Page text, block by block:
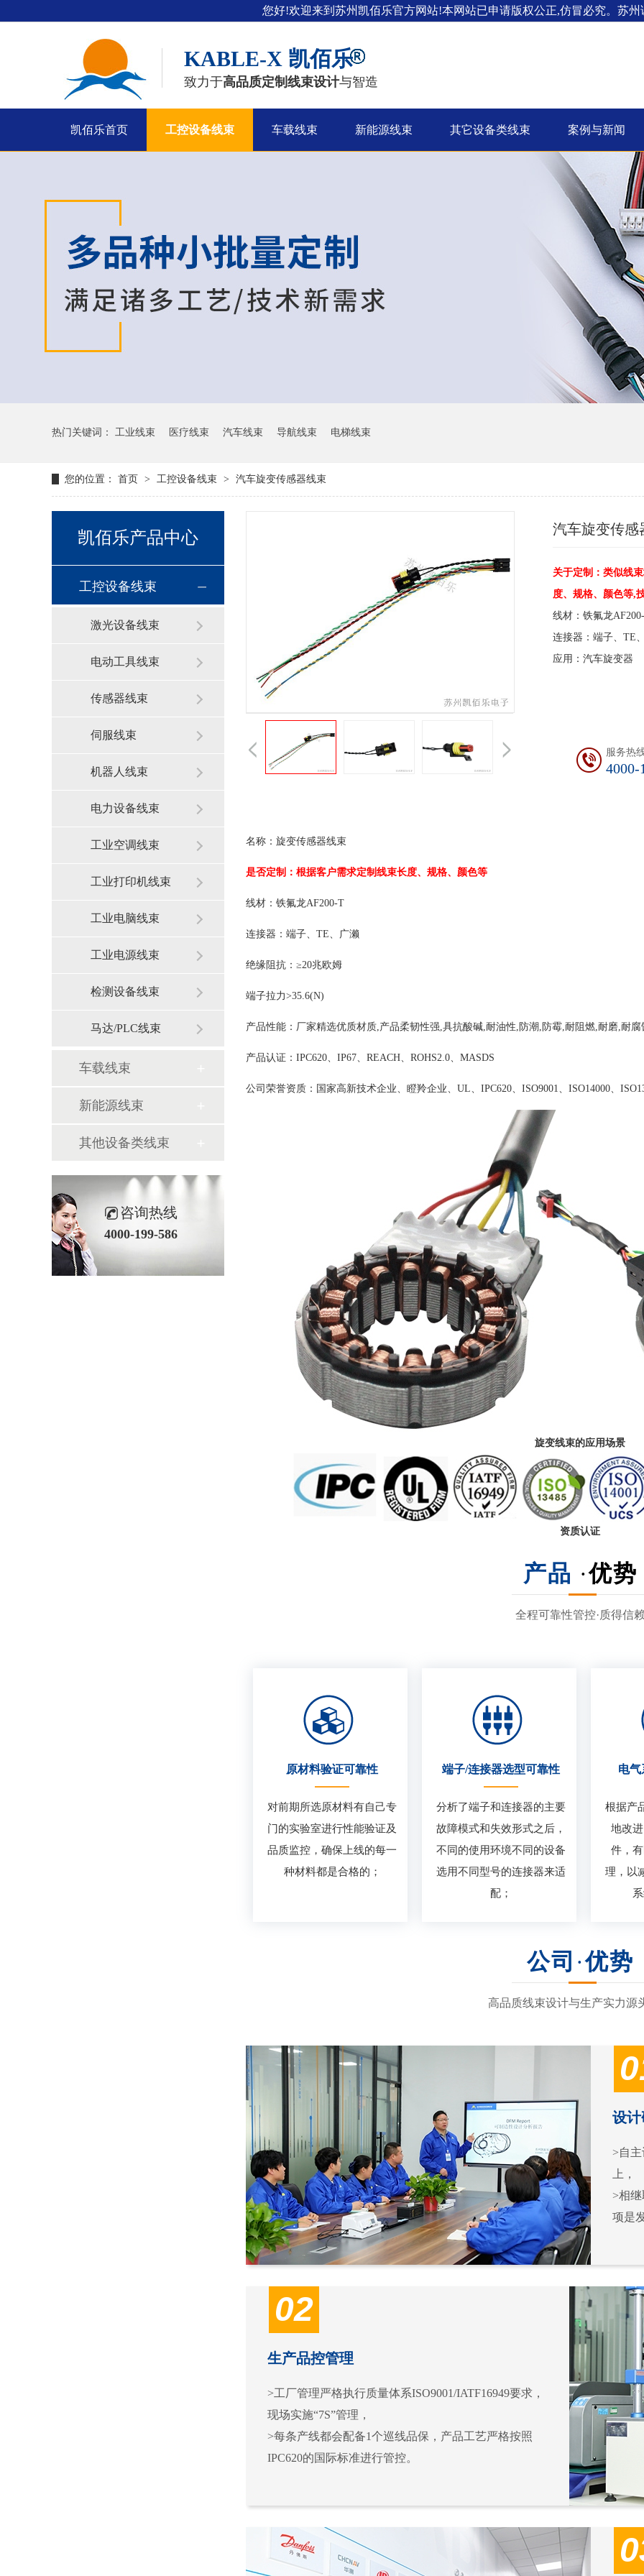
您好!欢迎来到苏州凯佰乐官方网站!本网站已申请版权公正,仿冒必究。苏州
KABLE-X 凯佰乐
致力于高品质定制线束设计与智造
凯佰乐首页 工控设备线束 车载线束 新能源线束 其它设备类线束 案例与新闻
热门关键词： 工业线束 医疗线束 汽车线束 导航线束 电梯线束
您的位置： 首页 > 工控设备线束 > 汽车旋变传感器线束
汽车旋变传感
关于定制：类似线
度、规格、颜色等,
线材：铁氟龙
连接器：端子、TE
应用：汽车旋变器
服务热
4000-
名称：旋变传感器线束 加工工艺
是否定制：根据客户需求定制线束长度、规格、颜色等
线材：铁氟龙AF200-T 耐电压
连接器： 端子、TE、广濑
绝缘阻抗：≥20兆欧姆 插拔
端子拉力>35.6(N) 应用领
产品性能：厂家精选优质材质,产品柔韧性强,具抗酸碱,耐油性,防潮,防霉,耐阻燃,耐磨,耐
产品认证：IPC620、IP67、REACH、ROHS2.0、MASDS
公司荣誉资质：国家高新技术企业、瞪羚企业、UL、IPC620、ISO9001、ISO14000、
旋变线束的应用场景
资质认证
产品 ·优势
全程可靠性管控·质得信
原材料验证可靠性
对前期所选原材料有自己专
门的实验室进行性能验证及
品质监控，确保上线的每一
种材料都是合格的；
端子/连接器选型可靠性
分析了端子和连接器的主要
故障模式和失效形式之后，
不同的使用环境不同的设备
选用不同型号的连接器来适
配；
电气
根据产
地改
件，
理，以
公司 ·优势
高品质线束设计与生产实力源
设
>自
上，
>相
项是
02
生产品控管理
>工厂管理严格执行质量体系ISO9001/IATF16949要求，
现场实施“7S”管理，
>每条产线都会配备1个巡线品保，产品工艺严格按照
IPC620的国际标准进行管控。
凯佰乐产品中心
工控设备线束
激光设备线束
电动工具线束
传感器线束
伺服线束
机器人线束
电力设备线束
工业空调线束
工业打印机线束
工业电脑线束
工业电源线束
检测设备线束
马达/PLC线束
车载线束
新能源线束
其他设备类线束
咨询热线
4000-199-586